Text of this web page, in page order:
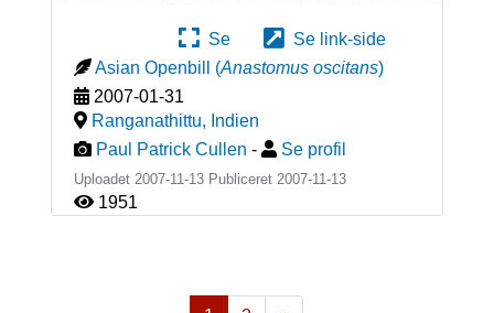
Se
Se link-side
Asian Openbill
(Anastomus oscitans)
2007-01-31
Ranganathittu, Indien
Paul Patrick Cullen - Se profil
Uploadet 2007-11-13 Publiceret 2007-11-13
1951